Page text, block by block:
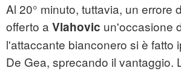
Al 20° minuto, tuttavia, un errore
offerto a Vlahovic un'occasione
l'attaccante bianconero si è fatto
De Gea, sprecando il vantaggio.